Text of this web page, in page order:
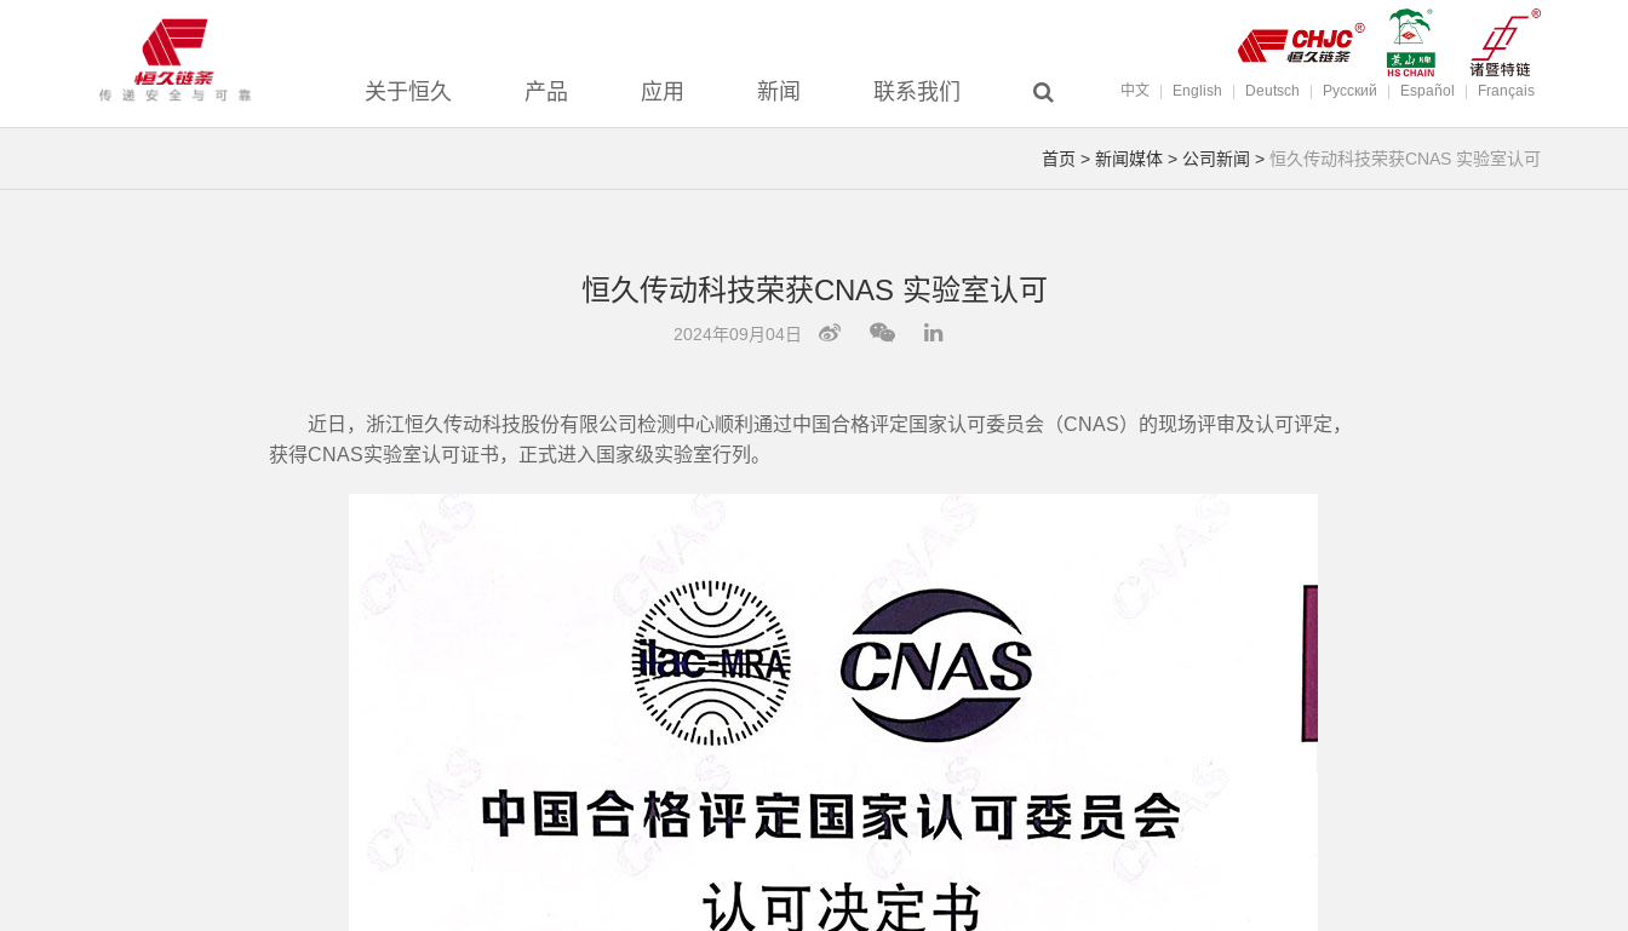
中文 English Deutsch Pусский Español Français
关于恒久 产品 应用 新闻 联系我们
首页 > 新闻媒体 > 公司新闻 > 恒久传动科技荣获CNAS 实验室认可
恒久传动科技荣获CNAS 实验室认可
2024年09月04日
近日，浙江恒久传动科技股份有限公司检测中心顺利通过中国合格评定国家认可委员会（CNAS）的现场评审及认可评定，
获得CNAS实验室认可证书，正式进入国家级实验室行列。